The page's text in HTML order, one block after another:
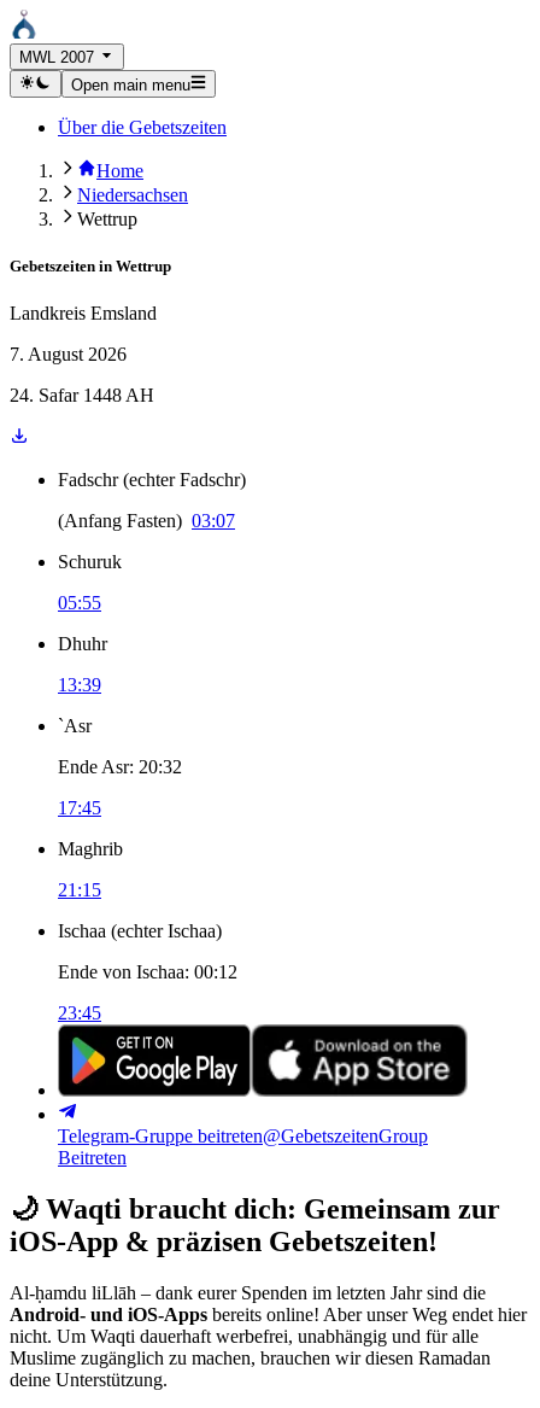
MWL 2007
Open main menu
Über die Gebetszeiten
Home
Niedersachsen
Wettrup
Gebetszeiten in Wettrup
Landkreis Emsland
7. August 2026
24. Safar 1448 AH
Fadschr (echter Fadschr)
(Anfang Fasten) 03:07
Schuruk
05:55
Dhuhr
13:39
`Asr
Ende Asr: 20:32
17:45
Maghrib
21:15
Ischaa (echter Ischaa)
Ende von Ischaa: 00:12
23:45
Telegram-Gruppe beitreten@GebetszeitenGroup
Beitreten
🌙 Waqti braucht dich: Gemeinsam zur
iOS-App & präzisen Gebetszeiten!
Al-ḥamdu liLlāh – dank eurer Spenden im letzten Jahr sind die
Android- und iOS-Apps bereits online! Aber unser Weg endet hier
nicht. Um Waqti dauerhaft werbefrei, unabhängig und für alle
Muslime zugänglich zu machen, brauchen wir diesen Ramadan
deine Unterstützung.